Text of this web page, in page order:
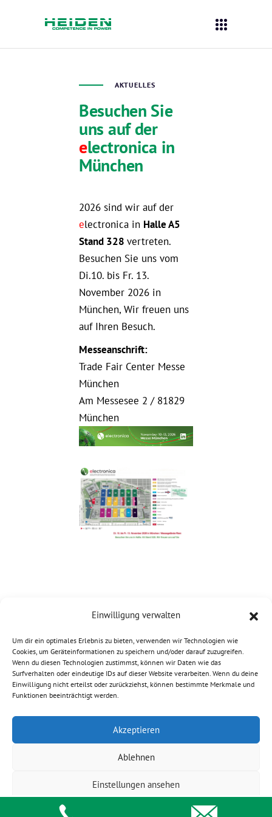
Einwilligung verwalten
Um dir ein optimales Erlebnis zu bieten, verwenden wir Technologien wie
Cookies, um Geräteinformationen zu speichern und/oder darauf zuzugreifen.
Wenn du diesen Technologien zustimmst, können wir Daten wie das
Surfverhalten oder eindeutige IDs auf dieser Website verarbeiten. Wenn du deine
Einwilligung nicht erteilst oder zurückziehst, können bestimmte Merkmale und
Funktionen beeinträchtigt werden.
Akzeptieren
Ablehnen
Einstellungen ansehen
Cookie-Richtlinie Impressum
AKTUELLES
Besuchen Sie
uns auf der
electronica in
München
2026 sind wir auf der
electronica in Halle A5
Stand 328 vertreten.
Besuchen Sie uns vom
Di.10. bis Fr. 13.
November 2026 in
München, Wir freuen uns
auf Ihren Besuch.
Messeanschrift:
Trade Fair Center Messe
München
Am Messesee 2 / 81829
München
© 2026 HEIDEN power GmbH |
AGB